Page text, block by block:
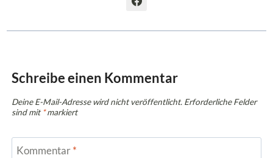
Schreibe einen Kommentar
Deine E-Mail-Adresse wird nicht veröffentlicht. Erforderliche Felder
sind mit*markiert
Kommentar*